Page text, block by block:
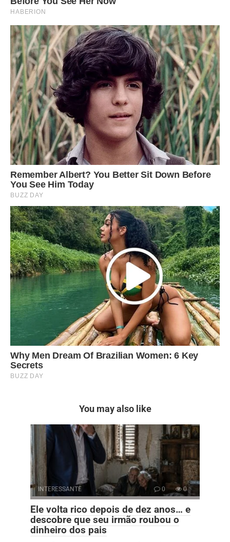
You may also like
INTERESSANTE 0 0
Ele volta rico depois de dez anos… e
descobre que seu irmão roubou o
dinheiro dos pais